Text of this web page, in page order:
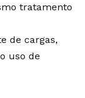
tratamento
de cargas,
uso de